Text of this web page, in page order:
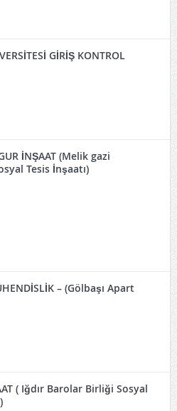
GİRİŞ KONTROL
İNŞAAT (Melik gazi
Tesis İnşaatı)
– (Gölbaşı Apart
( Iğdır Barolar Birliği Sosyal